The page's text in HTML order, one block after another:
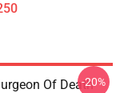
Of Death-20%